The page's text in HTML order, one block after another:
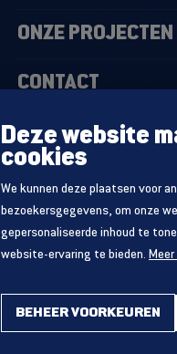
Deze website
cookies
We kunnen deze plaatsen voor
bezoekersgegevens, om onze
gepersonaliseerde inhoud te
website-ervaring te bieden.
BEHEER VOORKEUREN
ONZE PROJECTEN
CONTACT
NIEUWS